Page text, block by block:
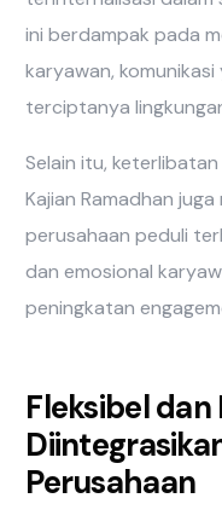
ini berdampak pada
karyawan,
terciptanya
Selain itu,
Kajian Ramadhan
perusahaan peduli
dan emosional
peningkatan
Fleksibel
Perusahaan